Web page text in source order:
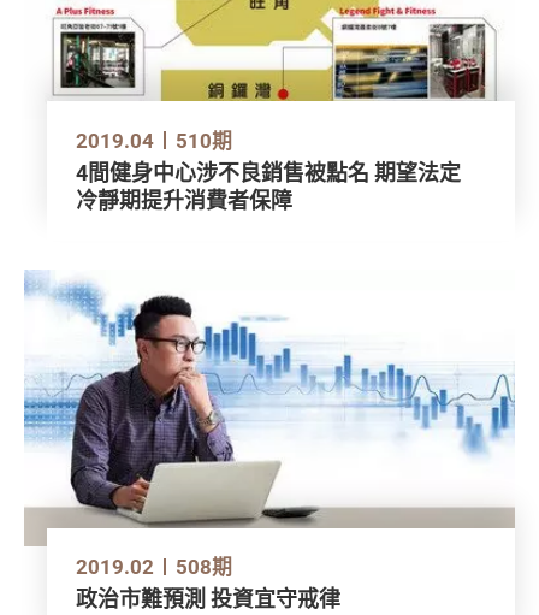
2019.04 510期
4間健身中心涉不良銷售被點名 期望法定
冷靜期提升消費者保障
2019.02 508期
政治市難預測 投資宜守戒律